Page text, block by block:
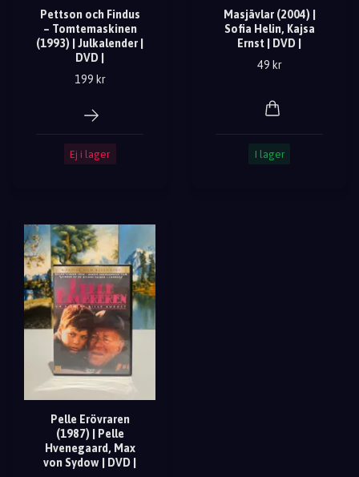
Pettson och Findus
– Tomtemaskinen
(1993) | Julkalender |
DVD |
199 kr
Ej i lager
Masjävlar (2004) |
Sofia Helin, Kajsa
Ernst | DVD |
49 kr
I lager
Pelle Erövraren
(1987) | Pelle
Hvenegaard, Max
von Sydow | DVD |